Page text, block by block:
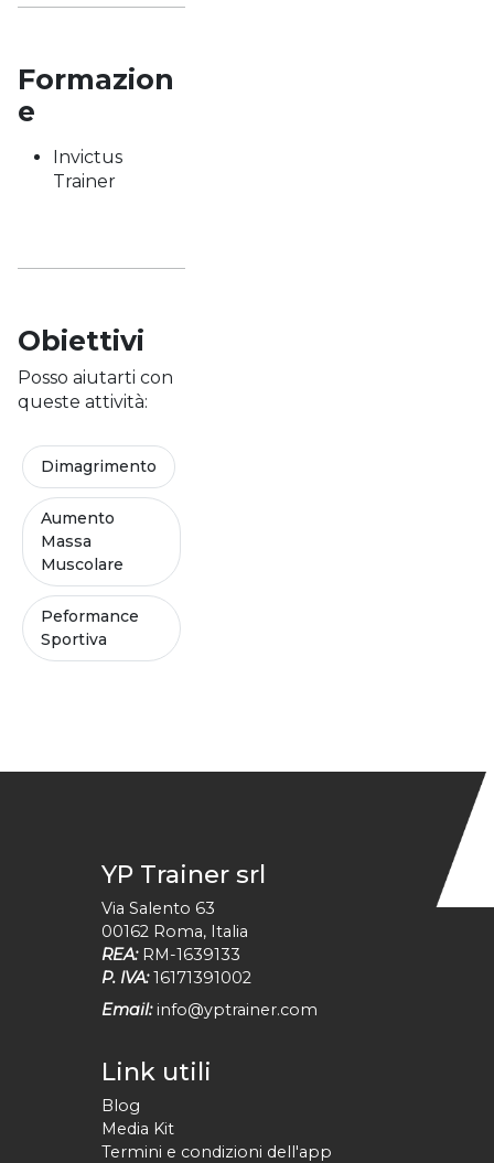
Formazion
e
Invictus
Trainer
Obiettivi
Posso aiutarti con
queste attività:
Dimagrimento
Aumento
Massa
Muscolare
Peformance
Sportiva
YP Trainer srl
Via Salento 63
00162 Roma, Italia
REA: RM-1639133
P. IVA: 16171391002
Email: info@yptrainer.com
Link utili
Blog
Media Kit
Termini e condizioni dell'app